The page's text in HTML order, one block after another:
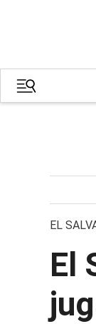
EL
El